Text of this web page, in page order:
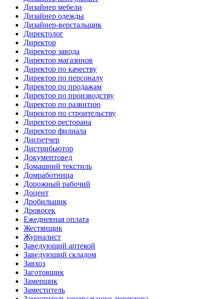
Дизайнер мебели
Дизайнер одежды
Дизайнер-верстальщик
Директолог
Директор
Директор завода
Директор магазинов
Директор по качеству
Директор по персоналу
Директор по продажам
Директор по производству
Директор по развитию
Директор по строительству
Директор ресторана
Директор филиала
Диспетчер
Дистрибьютор
Документовед
Домашний текстиль
Домработница
Дорожный рабочий
Доцент
Дробильщик
Дровосек
Ежедневная оплата
Жестянщик
Журналист
Заведующий аптекой
Заведующий складом
Завхоз
Заготовщик
Замерщик
Заместитель